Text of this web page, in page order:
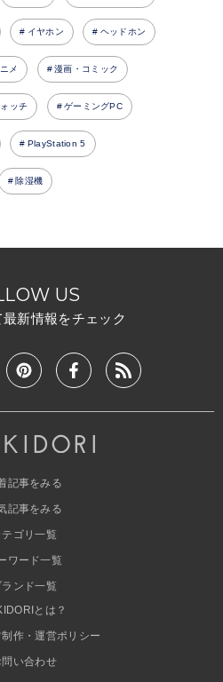
イヤホン ヘッドホン
メ 漫画・コミック
ッチ ゲーミングPC
PlayStation 5
除湿機
US
新情報をチェック
記事をみる
記事をみる
テゴリ一覧
ワード一覧
ランド一覧
とは？
制作・運営ポリシー
問い合わせ